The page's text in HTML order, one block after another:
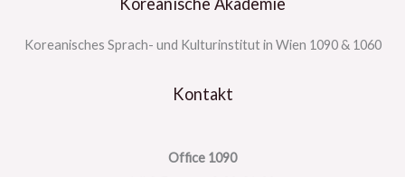
Koreanisches Sprach- und Kulturinstitut in Wien 1090 & 1060
Kontakt
Office 1090